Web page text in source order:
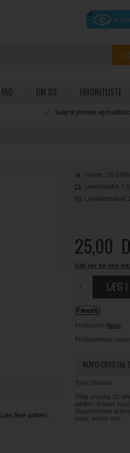
FAQ OM OS FAVORITLISTE
Salg til private og
Varenr.: 20-
Leveringstid: 1
Loyalitetsrabat:
25,00
Klik her for pris
Producent: Nuvo
Producentens
NUVO CRYSTAL
Tonic Studios
Tilføj smukke 3D-
sætter i dråber,
Supernemme at
papir, karton osv.
Læs flere artikler...